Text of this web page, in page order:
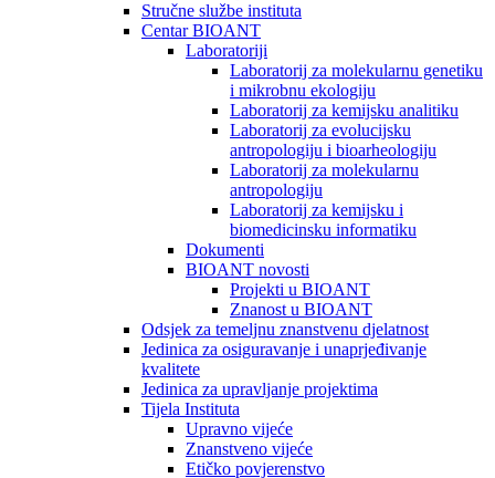
Stručne službe instituta
Centar BIOANT
Laboratoriji
Laboratorij za molekularnu genetiku
i mikrobnu ekologiju
Laboratorij za kemijsku analitiku
Laboratorij za evolucijsku
antropologiju i bioarheologiju
Laboratorij za molekularnu
antropologiju
Laboratorij za kemijsku i
biomedicinsku informatiku
Dokumenti
BIOANT novosti
Projekti u BIOANT
Znanost u BIOANT
Odsjek za temeljnu znanstvenu djelatnost
Jedinica za osiguravanje i unaprjeđivanje
kvalitete
Jedinica za upravljanje projektima
Tijela Instituta
Upravno vijeće
Znanstveno vijeće
Etičko povjerenstvo